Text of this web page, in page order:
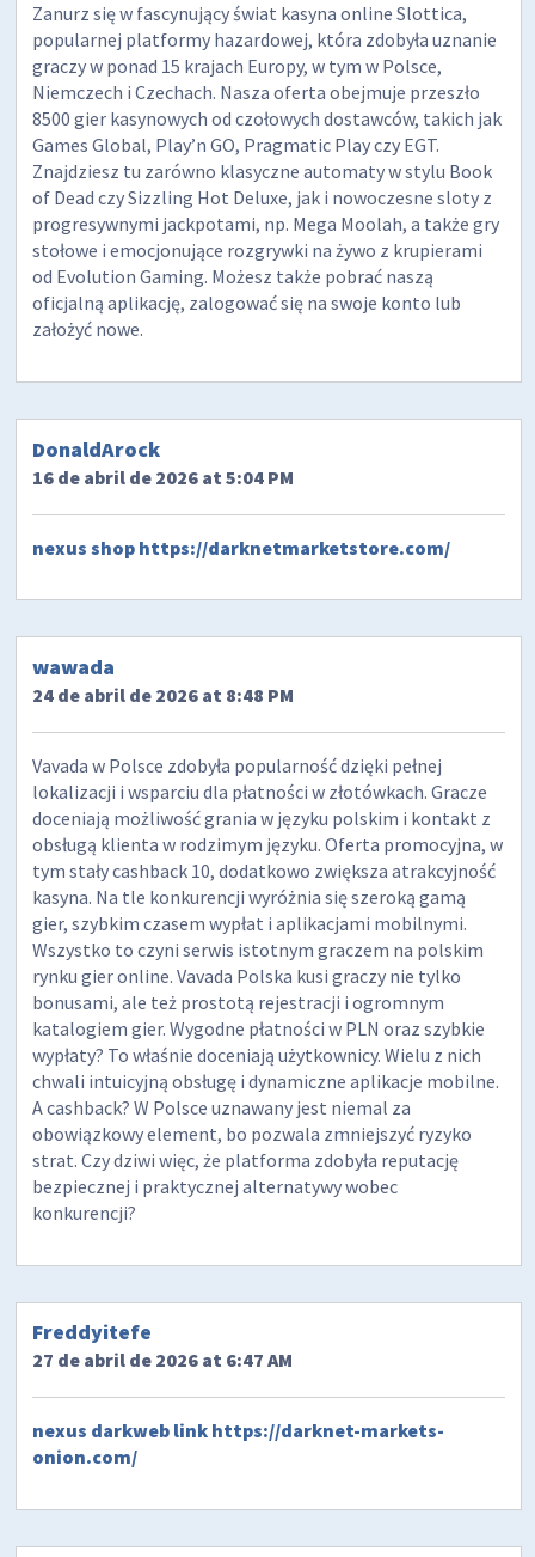
Zanurz się w fascynujący świat kasyna online Slottica,
popularnej platformy hazardowej, która zdobyła uznanie
graczy w ponad 15 krajach Europy, w tym w Polsce,
Niemczech i Czechach. Nasza oferta obejmuje przeszło
8500 gier kasynowych od czołowych dostawców, takich jak
Games Global, Play’n GO, Pragmatic Play czy EGT.
Znajdziesz tu zarówno klasyczne automaty w stylu Book
of Dead czy Sizzling Hot Deluxe, jak i nowoczesne sloty z
progresywnymi jackpotami, np. Mega Moolah, a także gry
stołowe i emocjonujące rozgrywki na żywo z krupierami
od Evolution Gaming. Możesz także pobrać naszą
oficjalną aplikację, zalogować się na swoje konto lub
założyć nowe.
DonaldArock
16 de abril de 2026 at 5:04 PM
nexus shop https://darknetmarketstore.com/
wawada
24 de abril de 2026 at 8:48 PM
Vavada w Polsce zdobyła popularność dzięki pełnej
lokalizacji i wsparciu dla płatności w złotówkach. Gracze
doceniają możliwość grania w języku polskim i kontakt z
obsługą klienta w rodzimym języku. Oferta promocyjna, w
tym stały cashback 10, dodatkowo zwiększa atrakcyjność
kasyna. Na tle konkurencji wyróżnia się szeroką gamą
gier, szybkim czasem wypłat i aplikacjami mobilnymi.
Wszystko to czyni serwis istotnym graczem na polskim
rynku gier online. Vavada Polska kusi graczy nie tylko
bonusami, ale też prostotą rejestracji i ogromnym
katalogiem gier. Wygodne płatności w PLN oraz szybkie
wypłaty? To właśnie doceniają użytkownicy. Wielu z nich
chwali intuicyjną obsługę i dynamiczne aplikacje mobilne.
A cashback? W Polsce uznawany jest niemal za
obowiązkowy element, bo pozwala zmniejszyć ryzyko
strat. Czy dziwi więc, że platforma zdobyła reputację
bezpiecznej i praktycznej alternatywy wobec
konkurencji?
Freddyitefe
27 de abril de 2026 at 6:47 AM
nexus darkweb link https://darknet-markets-
onion.com/